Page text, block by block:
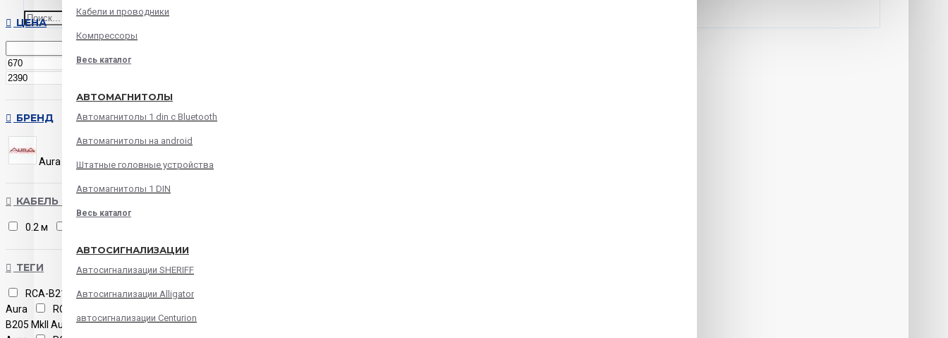
Кабели и проводники
Компрессоры
Весь каталог
АВТОМАГНИТОЛЫ
Автомагнитолы 1 din с Bluetooth
Автомагнитолы на android
Штатные головные устройства
Автомагнитолы 1 DIN
Весь каталог
АВТОСИГНАЛИЗАЦИИ
Автосигнализации SHERIFF
Автосигнализации Alligator
автосигнализации Centurion
ЦЕНА
БРЕНД
Aura
КАБЕЛЬ > ДЛИНА КАБЕЛЯ
0.2 м
ТЕГИ
RCA-B21 SE Aura
RCA-B25 SE
Aura
RCA-B45 SE Aura
B205 MkII Aura
RCA-B210 MkII